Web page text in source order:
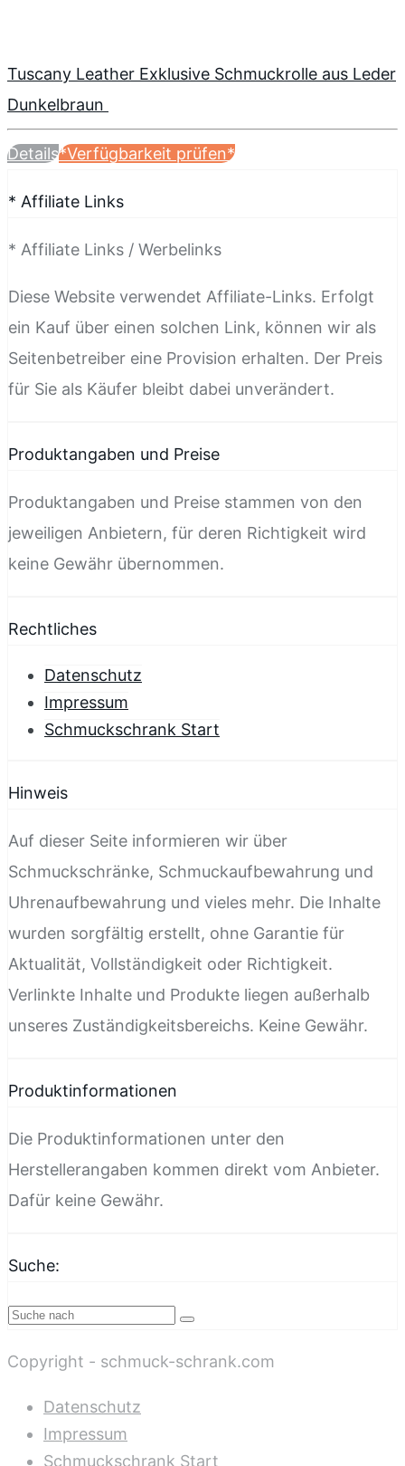
Tuscany Leather Exklusive Schmuckrolle aus Leder
Dunkelbraun
Details*Verfügbarkeit prüfen*
* Affiliate Links
* Affiliate Links / Werbelinks
Diese Website verwendet Affiliate-Links. Erfolgt
ein Kauf über einen solchen Link, können wir als
Seitenbetreiber eine Provision erhalten. Der Preis
für Sie als Käufer bleibt dabei unverändert.
Produktangaben und Preise
Produktangaben und Preise stammen von den
jeweiligen Anbietern, für deren Richtigkeit wird
keine Gewähr übernommen.
Rechtliches
Datenschutz
Impressum
Schmuckschrank Start
Hinweis
Auf dieser Seite informieren wir über
Schmuckschränke, Schmuckaufbewahrung und
Uhrenaufbewahrung und vieles mehr. Die Inhalte
wurden sorgfältig erstellt, ohne Garantie für
Aktualität, Vollständigkeit oder Richtigkeit.
Verlinkte Inhalte und Produkte liegen außerhalb
unseres Zuständigkeitsbereichs. Keine Gewähr.
Produktinformationen
Die Produktinformationen unter den
Herstellerangaben kommen direkt vom Anbieter.
Dafür keine Gewähr.
Suche:
Copyright - schmuck-schrank.com
Datenschutz
Impressum
Schmuckschrank Start